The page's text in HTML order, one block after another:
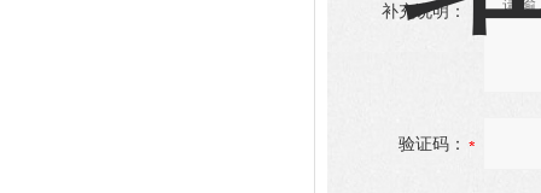
补充说明：
验证码：